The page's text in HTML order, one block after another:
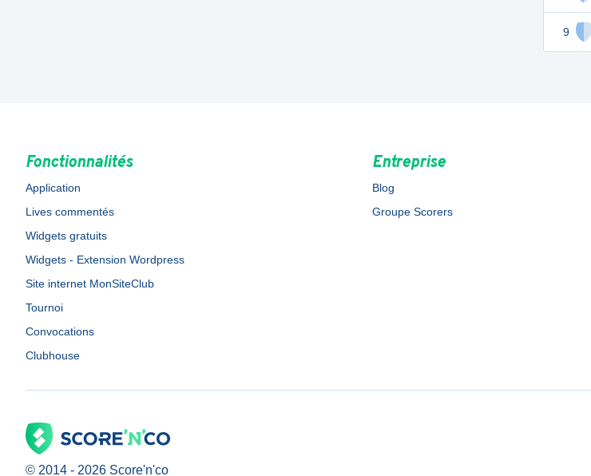
9
Fonctionnalités
Application
Lives commentés
Widgets gratuits
Widgets - Extension Wordpress
Site internet MonSiteClub
Tournoi
Convocations
Clubhouse
Entreprise
Blog
Groupe Scorers
© 2014 - 2026 Score'n'co